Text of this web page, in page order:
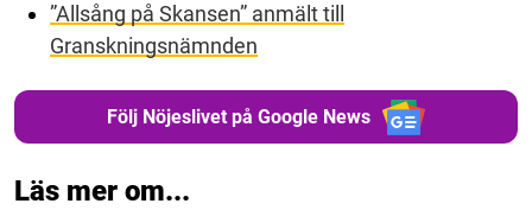
”Allsång på Skansen” anmält till
Granskningsnämnden
Följ Nöjeslivet på Google News
Läs mer om...